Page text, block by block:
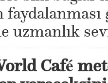
uzmanlık
Café